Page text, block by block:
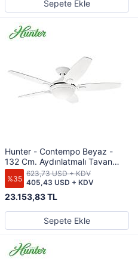
Sepete Ekle
Hunter - Contempo Beyaz -
132 Cm. Aydınlatmalı Tavan
Vantilatörü
%35
23.153,83 TL
405,43 USD + KDV
623,73 USD + KDV
Sepete Ekle